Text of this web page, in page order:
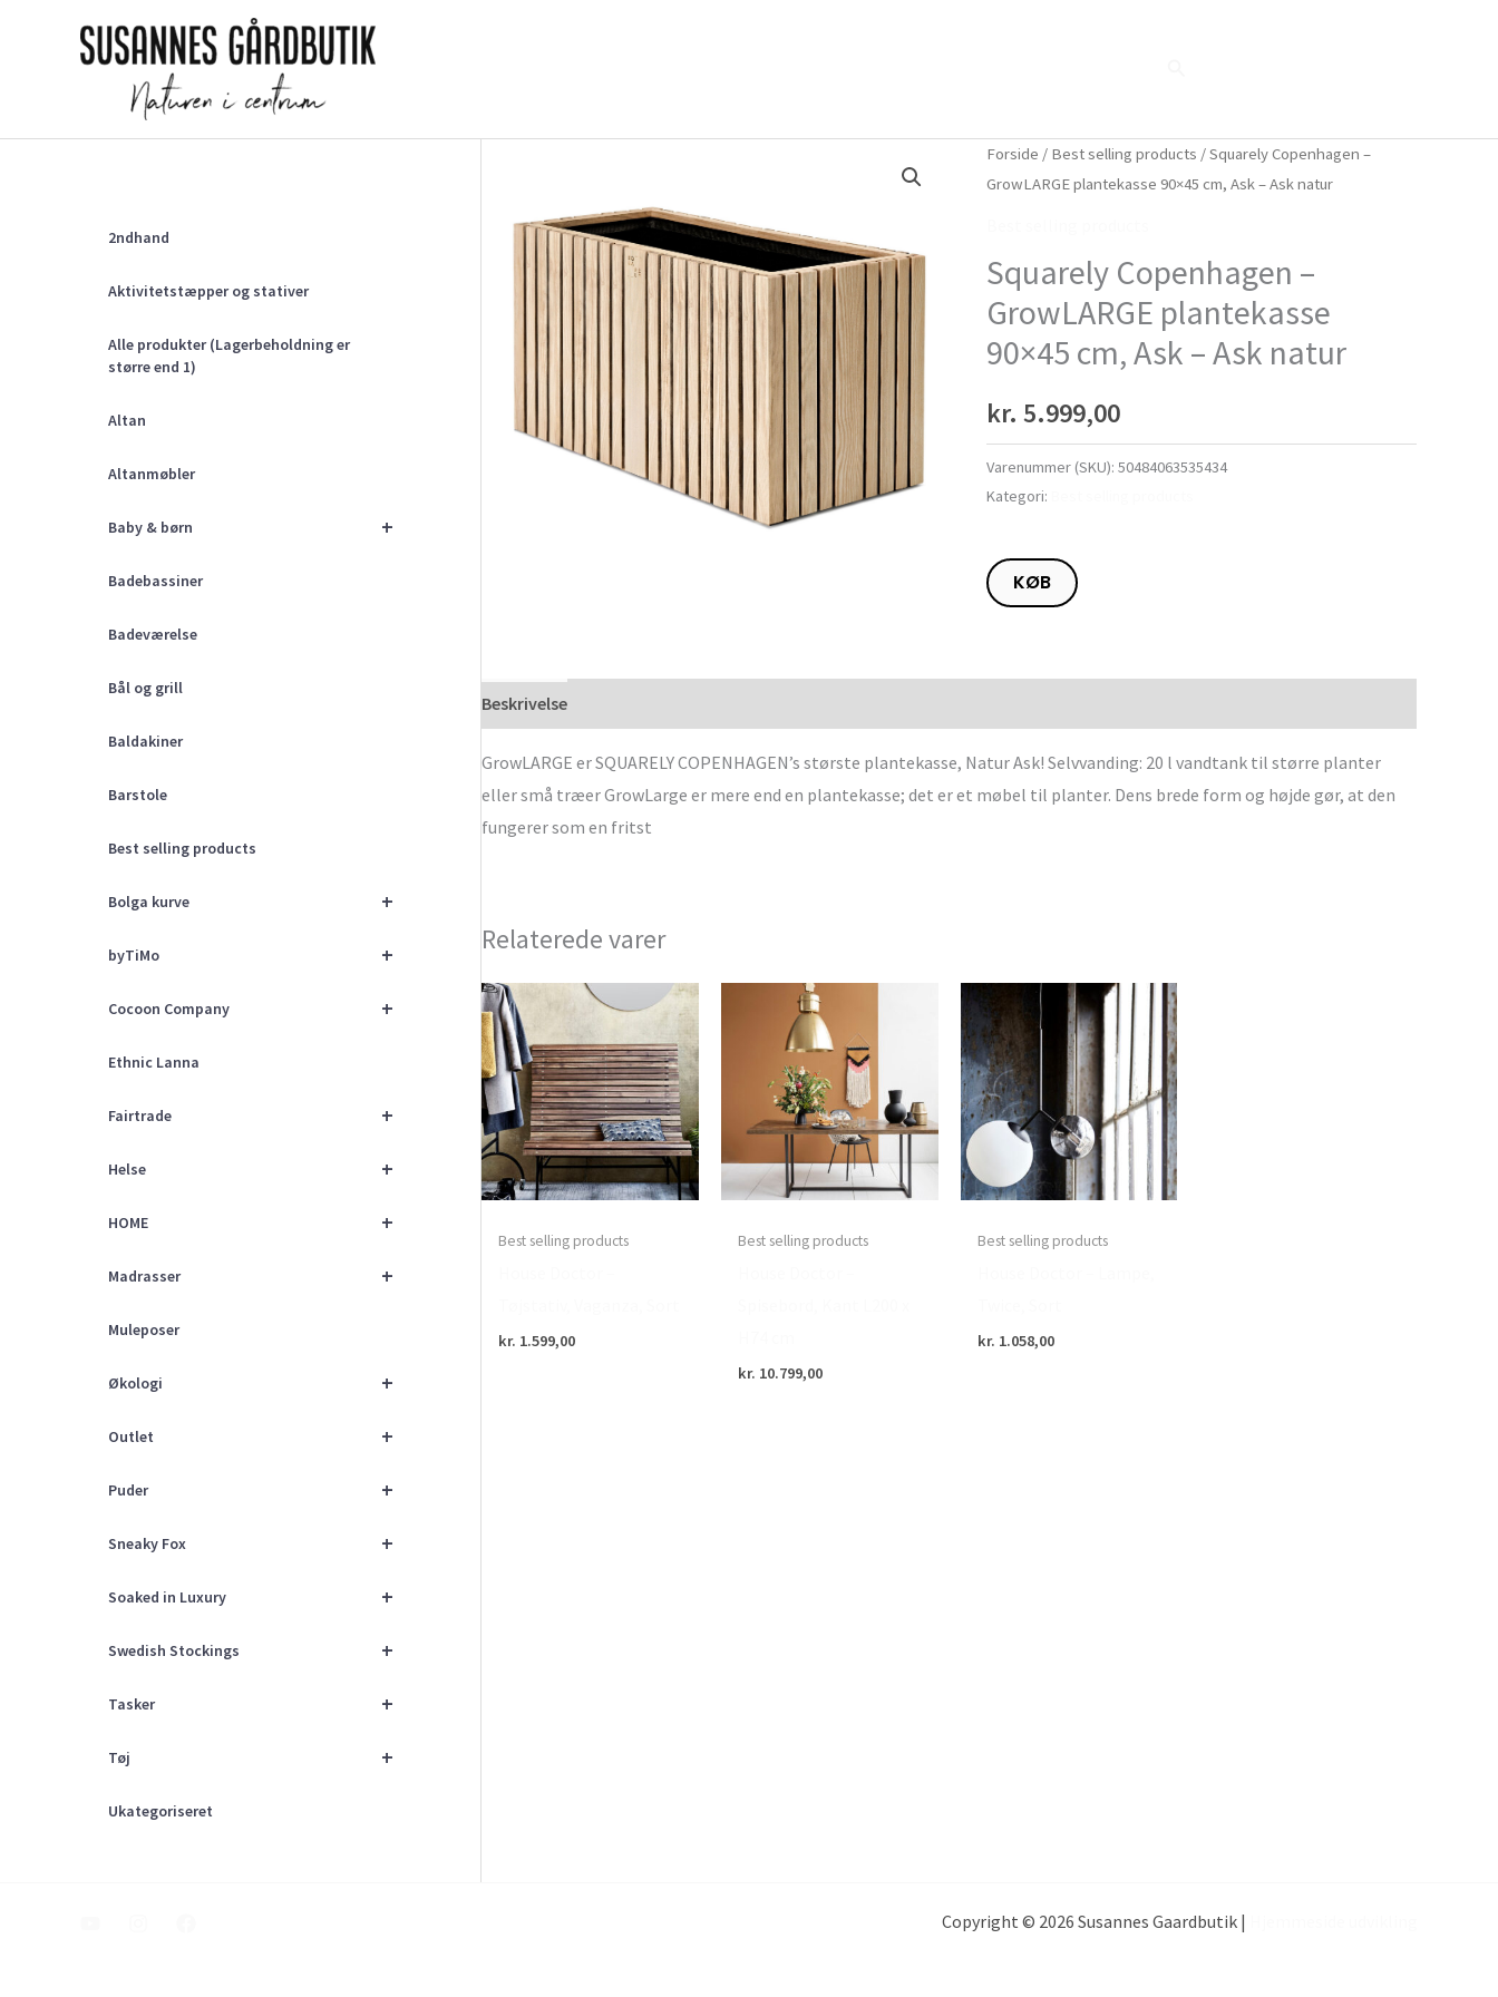
2ndhand
Aktivitetstæpper og stativer
Alle produkter (Lagerbeholdning er
større end 1)
Altan
Altanmøbler
+
Baby & børn
Badebassiner
Badeværelse
Bål og grill
Baldakiner
Barstole
Best selling products
+
Bolga kurve
+
byTiMo
+
Cocoon Company
Ethnic Lanna
+
Fairtrade
+
Helse
+
HOME
+
Madrasser
Muleposer
+
Økologi
+
Outlet
+
Puder
+
Sneaky Fox
+
Soaked in Luxury
+
Swedish Stockings
+
Tasker
+
Tøj
Ukategoriseret
Forside / Best selling products / Squarely Copenhagen –
GrowLARGE plantekasse 90×45 cm, Ask – Ask natur
Squarely Copenhagen –
GrowLARGE plantekasse
90×45 cm, Ask – Ask natur
kr. 5.999,00
Varenummer (SKU):50484063535434
Kategori:
KØB
Beskrivelse
GrowLARGE er SQUARELY COPENHAGEN’s største plantekasse, Natur Ask! Selvvanding: 20 l vandtank til større planter
eller små træer GrowLarge er mere end en plantekasse; det er et møbel til planter. Dens brede form og højde gør, at den
fungerer som en fritst
Relaterede varer
Best selling products
kr. 1.599,00
Best selling products
kr. 10.799,00
Best selling products
kr. 1.058,00
Copyright © 2026 Susannes Gaardbutik |